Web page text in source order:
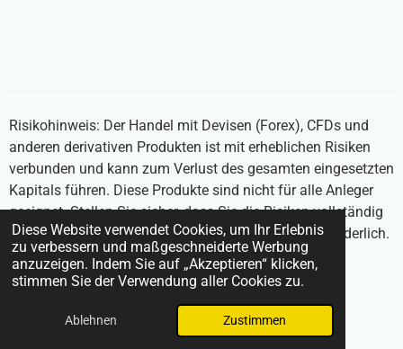
Diese Website verwendet Cookies, um Ihr Erlebnis
zu verbessern und maßgeschneiderte Werbung
anzuzeigen. Indem Sie auf „Akzeptieren“ klicken,
stimmen Sie der Verwendung aller Cookies zu.
Ablehnen Zustimmen
Risikohinweis: Der Handel mit Devisen (Forex), CFDs und
anderen derivativen Produkten ist mit erheblichen Risiken
verbunden und kann zum Verlust des gesamten eingesetzten
Kapitals führen. Diese Produkte sind nicht für alle Anleger
geeignet. Stellen Sie sicher, dass Sie die Risiken vollständig
verstehen und unabhängigen Rat einholen, falls erforderlich.
Inhalte auf BrokerVergleich24.com stellen keine
Anlageberatung dar.
Mit Unterstützung von